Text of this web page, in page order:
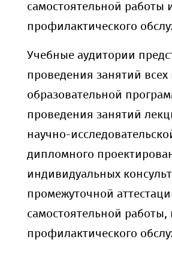
самостоятельной
профилактического
Учебные аудитории
проведения занятий
образовательной
проведения занятий
научно-
дипломного
индивидуальных
промежуточной
самостоятельной
профилактического